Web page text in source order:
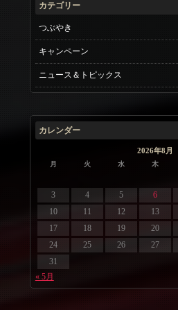
カテゴリー
つぶやき
キャンペーン
ニュース＆トピックス
カレンダー
2026年8月
月 火 水 木
3
4 5 6
10
11 12 13
17
18 19 20
24
25 26 27
31
« 5月